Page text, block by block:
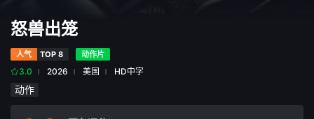
怒兽出笼
人气 TOP 8 动作片
3.0 2026 美国 HD中字
动作